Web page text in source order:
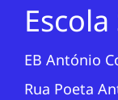
EB António
Rua Poeta